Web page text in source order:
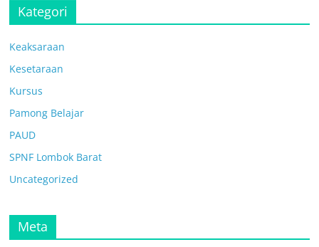
Kategori
Keaksaraan
Kesetaraan
Kursus
Pamong Belajar
PAUD
SPNF Lombok Barat
Uncategorized
Meta